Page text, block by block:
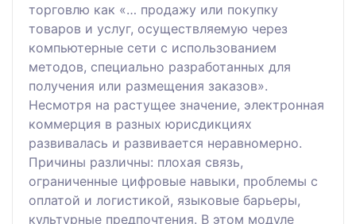
торговлю как «… продажу или покупку
товаров и услуг, осуществляемую через
компьютерные сети с использованием
методов, специально разработанных для
получения или размещения заказов».
Несмотря на растущее значение, электронная
коммерция в разных юрисдикциях
развивалась и развивается неравномерно.
Причины различны: плохая связь,
ограниченные цифровые навыки, проблемы с
оплатой и логистикой, языковые барьеры,
культурные предпочтения. В этом модуле